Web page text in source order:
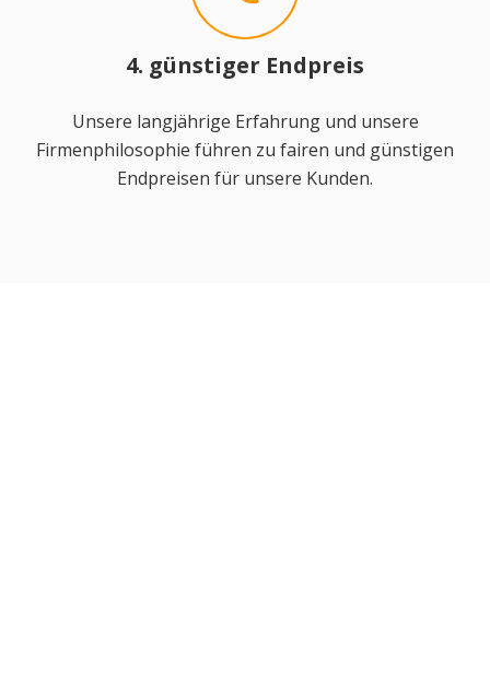
4. günstiger Endpreis
Unsere langjährige Erfahrung und unsere
Firmenphilosophie führen zu fairen und günstigen
Endpreisen für unsere Kunden.